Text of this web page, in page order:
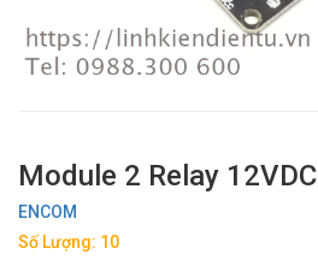
Module 2 Relay 12VDC
ENCOM
Số Lượng: 10